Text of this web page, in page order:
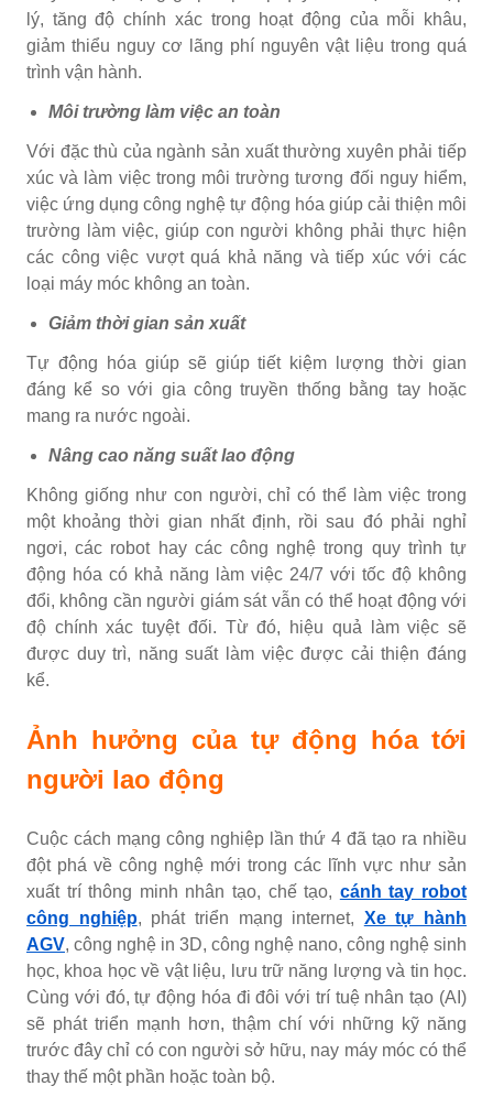
lý, tăng độ chính xác trong hoạt động của mỗi khâu,
giảm thiểu nguy cơ lãng phí nguyên vật liệu trong quá
trình vận hành.
Môi trường làm việc an toàn
Với đặc thù của ngành sản xuất thường xuyên phải tiếp
xúc và làm việc trong môi trường tương đối nguy hiểm,
việc ứng dụng công nghệ tự động hóa giúp cải thiện môi
trường làm việc, giúp con người không phải thực hiện
các công việc vượt quá khả năng và tiếp xúc với các
loại máy móc không an toàn.
Giảm thời gian sản xuất
Tự động hóa giúp sẽ giúp tiết kiệm lượng thời gian
đáng kể so với gia công truyền thống bằng tay hoặc
mang ra nước ngoài.
Nâng cao năng suất lao động
Không giống như con người, chỉ có thể làm việc trong
một khoảng thời gian nhất định, rồi sau đó phải nghỉ
ngơi, các robot hay các công nghệ trong quy trình tự
động hóa có khả năng làm việc 24/7 với tốc độ không
đổi, không cần người giám sát vẫn có thể hoạt động với
độ chính xác tuyệt đối. Từ đó, hiệu quả làm việc sẽ
được duy trì, năng suất làm việc được cải thiện đáng
kể.
Ảnh hưởng của tự động hóa tới
người lao động
Cuộc cách mạng công nghiệp lần thứ 4 đã tạo ra nhiều
đột phá về công nghệ mới trong các lĩnh vực như sản
xuất trí thông minh nhân tạo, chế tạo, cánh tay robot
công nghiệp, phát triển mạng internet, Xe tự hành
AGV, công nghệ in 3D, công nghệ nano, công nghệ sinh
học, khoa học về vật liệu, lưu trữ năng lượng và tin học.
Cùng với đó, tự động hóa đi đôi với trí tuệ nhân tạo (AI)
sẽ phát triển mạnh hơn, thậm chí với những kỹ năng
trước đây chỉ có con người sở hữu, nay máy móc có thể
thay thế một phần hoặc toàn bộ.